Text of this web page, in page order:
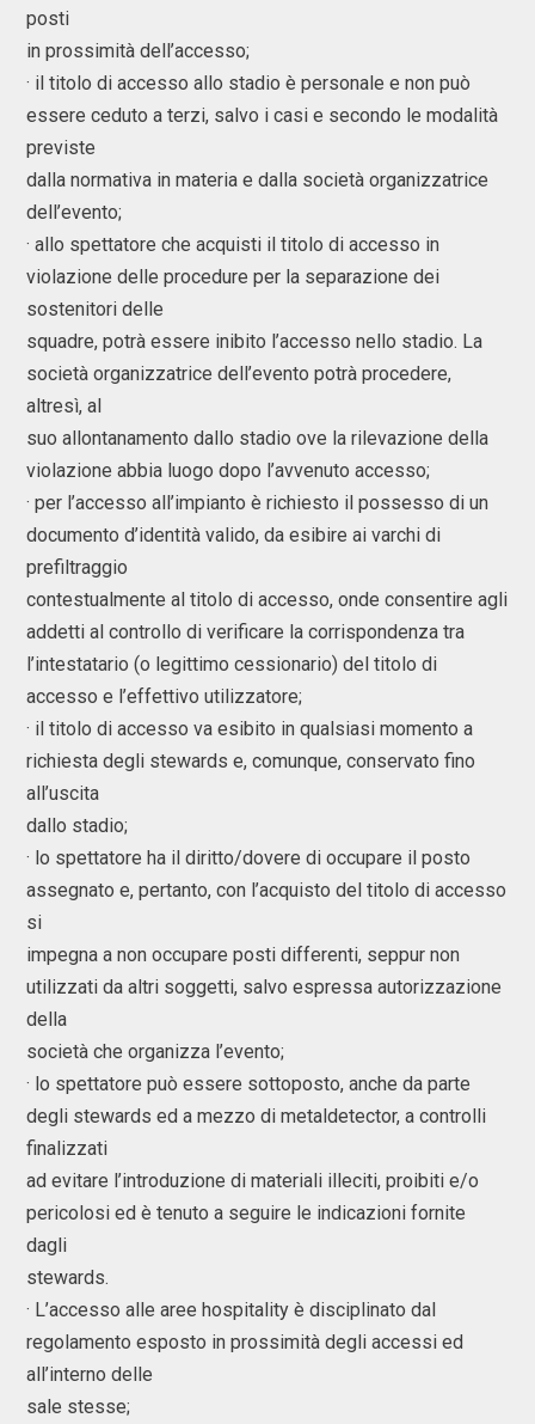
posti
in prossimità dell’accesso;
· il titolo di accesso allo stadio è personale e non può
essere ceduto a terzi, salvo i casi e secondo le modalità
previste
dalla normativa in materia e dalla società organizzatrice
dell’evento;
· allo spettatore che acquisti il titolo di accesso in
violazione delle procedure per la separazione dei
sostenitori delle
squadre, potrà essere inibito l’accesso nello stadio. La
società organizzatrice dell’evento potrà procedere,
altresì, al
suo allontanamento dallo stadio ove la rilevazione della
violazione abbia luogo dopo l’avvenuto accesso;
· per l’accesso all’impianto è richiesto il possesso di un
documento d’identità valido, da esibire ai varchi di
prefiltraggio
contestualmente al titolo di accesso, onde consentire agli
addetti al controllo di verificare la corrispondenza tra
l’intestatario (o legittimo cessionario) del titolo di
accesso e l’effettivo utilizzatore;
· il titolo di accesso va esibito in qualsiasi momento a
richiesta degli stewards e, comunque, conservato fino
all’uscita
dallo stadio;
· lo spettatore ha il diritto/dovere di occupare il posto
assegnato e, pertanto, con l’acquisto del titolo di accesso
si
impegna a non occupare posti differenti, seppur non
utilizzati da altri soggetti, salvo espressa autorizzazione
della
società che organizza l’evento;
· lo spettatore può essere sottoposto, anche da parte
degli stewards ed a mezzo di metaldetector, a controlli
finalizzati
ad evitare l’introduzione di materiali illeciti, proibiti e/o
pericolosi ed è tenuto a seguire le indicazioni fornite
dagli
stewards.
· L’accesso alle aree hospitality è disciplinato dal
regolamento esposto in prossimità degli accessi ed
all’interno delle
sale stesse;